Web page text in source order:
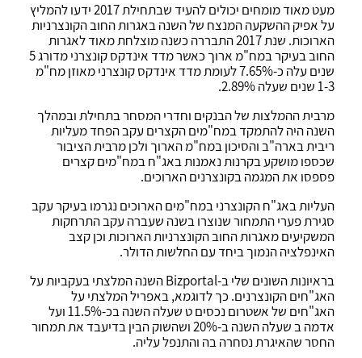
מעט מאוד מומחים יכולים להעיד שבתחילת 2017 ידעו להמליץ
על אפיק ההשקעה המנצח של השנה באגרות החוב הקונצרניות
הארוכות. שנת 2017 התבררה כשנה מוצלחת מאוד לאגרות
החוב בעיקר במח"מ ארוך כאשר מדד אינדקס קונצרני מדורג 5
שנים עלה כ-7.65% לעומת מדד אינדקס קונצרני מאוזן מח"מ
1-3 שנים שעלה 2.89%.
מרבית ההמלצות של הבנקים וחדרי המסחר בתחילת ובמהלך
השנה היה להתמקד במח"מים הקצרים עקב הפחד מעליות
ריבית בארה"ב והסיכון במח"מ הארוך ולכן מרבית הציבור
שכספו מושקע בקרנות נאמנות באג"ח במח"מים קצרים
פספסו את המגמה בקונצרנים הארוכים.
העליות באג"ח הקונצרני במח"מים הארוכים נגרמו בעיקר עקב
סגירת פערי התמחור שנוצרו בשנה שעברה עקב התרחקות
המשקיעים מאגרות החוב הקונצרניות הארוכות וכן קצב
האינפלציה הנמוך ביחד עם החלשות הדולר.
בראיונות השונים שלי ב-Bizportal השנה המלצתי בעקביות על
האג"חים הקונצרנים. כך לדוגמא, באפריל המלצתי על
האג"חים של אשטרום נכסים ט שעלה השנה בכ-11.5% ועל
אדמה ב שעלה השנה ב-20% ושהשוק הבין בדיעבד את תמחור
החסר שהאיגרת נסחרה בה והתנפל עליה.